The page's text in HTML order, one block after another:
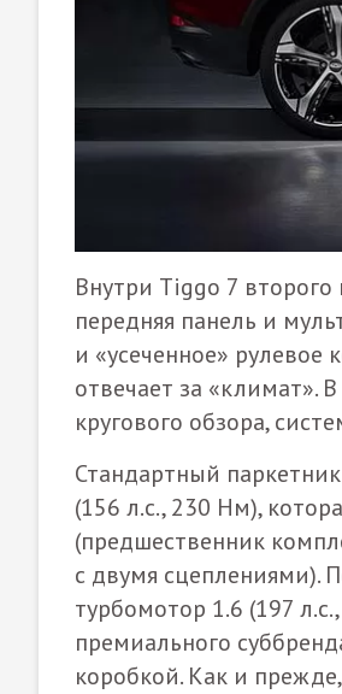
Внутри Tiggo 7
передняя панель и
и «усеченное»
отвечает за «климат».
кругового обзора,
Стандартный
(156 л.с., 230 Нм),
(предшественник
с двумя сцеплениями).
турбомотор 1.6 (197
премиального
коробкой. Как и